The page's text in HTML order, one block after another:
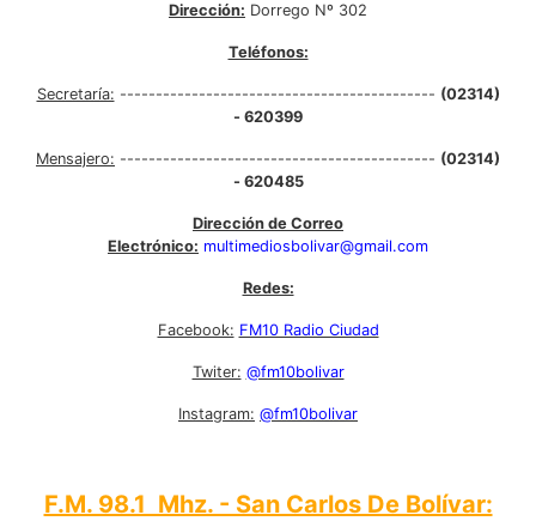
Dirección: Dorrego Nº 302
Teléfonos:
Secretaría: -------------------------------------------- (02314)
- 620399
Mensajero: -------------------------------------------- (02314)
- 620485
Dirección de Correo
Electrónico: multimediosbolivar@gmail.com
Redes:
Facebook: FM10 Radio Ciudad
Twiter: @fm10bolivar
Instagram: @fm10bolivar
F.M. 98.1 Mhz. - San Carlos De Bolívar: